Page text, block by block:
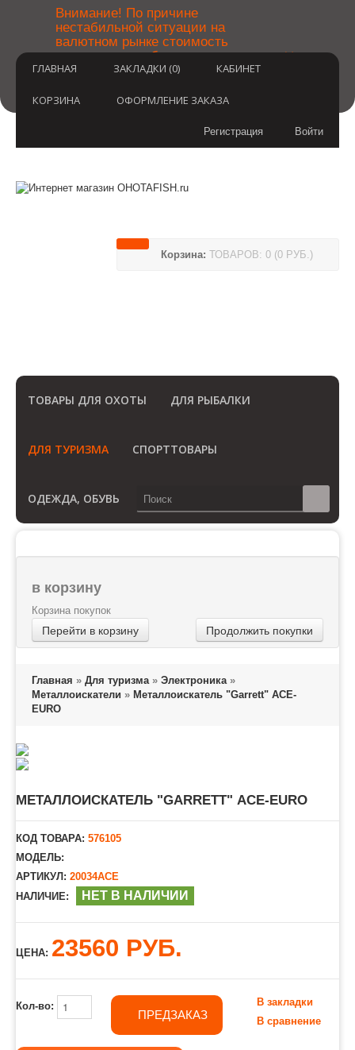
Внимание! По причине
нестабильной ситуации на
валютном рынке стоимость
товаров может быть уточнена
после оформления заказа.
неудобства.
×
ГЛАВНАЯ ЗАКЛАДКИ (0) КАБИНЕТ
КОРЗИНА ОФОРМЛЕНИЕ ЗАКАЗА
Войти
Регистрация
Корзина: ТОВАРОВ: 0 (0 РУБ.)
ТОВАРЫ ДЛЯ ОХОТЫ ДЛЯ РЫБАЛКИ
ДЛЯ ТУРИЗМА СПОРТТОВАРЫ
ОДЕЖДА, ОБУВЬ
в корзину
Корзина покупок
Перейти в корзину Продолжить покупки
Главная » Для туризма» Электроника»
Металлоискатели » Металлоискатель "Garrett" АСЕ-
EURO
МЕТАЛЛОИСКАТЕЛЬ "GARRETT" АСЕ-EURO
КОД ТОВАРА: 576105
МОДЕЛЬ:
АРТИКУЛ: 20034ACE
НАЛИЧИЕ:
НЕТ В НАЛИЧИИ
ЦЕНА: 23560 РУБ.
Кол-во:
ПРЕДЗАКАЗ
В закладки
В сравнение